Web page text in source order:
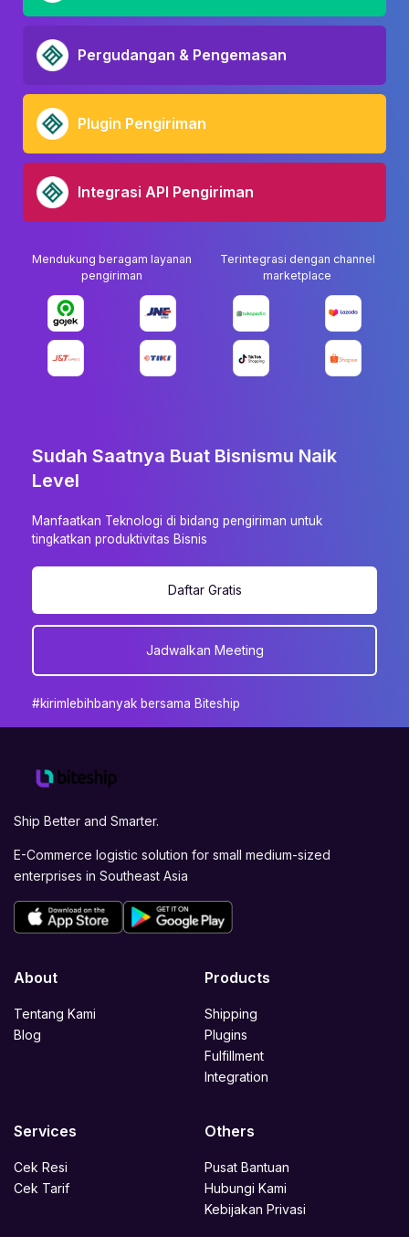
Pergudangan & Pengemasan
Plugin Pengiriman
Integrasi API Pengiriman
Mendukung beragam layanan
pengiriman
Terintegrasi dengan channel
marketplace
Sudah Saatnya Buat Bisnismu Naik
Level
Manfaatkan Teknologi di bidang pengiriman untuk
tingkatkan produktivitas Bisnis
Daftar Gratis
Jadwalkan Meeting
#kirimlebihbanyak bersama Biteship
Ship Better and Smarter.
E-Commerce logistic solution for small medium-sized
enterprises in Southeast Asia
About
Tentang Kami
Blog
Products
Shipping
Plugins
Fulfillment
Integration
Services
Cek Resi
Cek Tarif
Others
Pusat Bantuan
Hubungi Kami
Kebijakan Privasi